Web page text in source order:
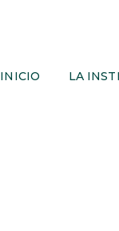
INICIO LA